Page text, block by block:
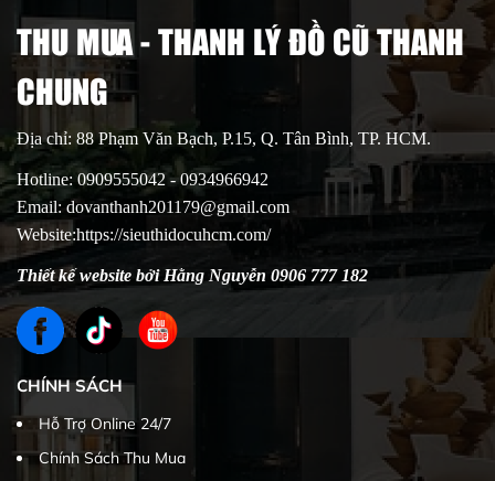
THU MUA - THANH LÝ ĐỒ CŨ THANH
CHUNG
Địa chỉ: 88 Phạm Văn Bạch, P.15, Q. Tân Bình, TP. HCM.
Hotline: 0909555042 - 0934966942
Email: dovanthanh201179@gmail.com
Website:https://sieuthidocuhcm.com/
Thiết kế website bởi Hằng Nguyễn 0906 777 182
CHÍNH SÁCH
Hỗ Trợ Online 24/7
Chính Sách Thu Mua